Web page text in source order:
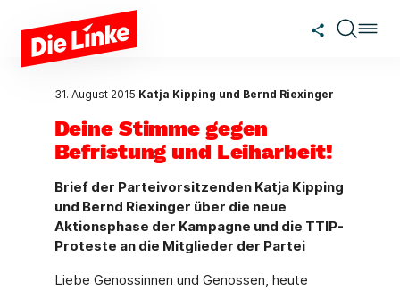
Zum Hauptinhalt springen
31. August 2015 Katja Kipping und Bernd Riexinger
Deine Stimme gegen
Befristung und Leiharbeit!
Brief der Parteivorsitzenden Katja Kipping
und Bernd Riexinger über die neue
Aktionsphase der Kampagne und die TTIP-
Proteste an die Mitglieder der Partei
Liebe Genossinnen und Genossen, heute